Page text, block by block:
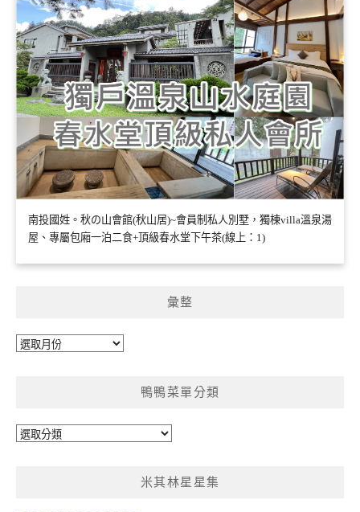
南投國姓。秋の山會館(秋山居)~會員制私人別墅，獨棟villa溫泉湯
屋、專屬包廂一泊二食+頂級春水堂下午茶(線上：1)
彙整
彙
鴨鴨菜單分類
鴨
米其林星星集